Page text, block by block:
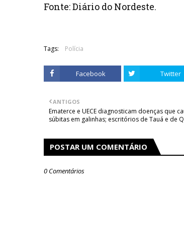
Fonte: Diário do Nordeste.
Tags: Polícia
Facebook Twitter
ANTIGOS
Ematerce e UECE diagnosticam doenças que
súbitas em galinhas; escritórios de Tauá e de
POSTAR UM COMENTÁRIO
0 Comentários